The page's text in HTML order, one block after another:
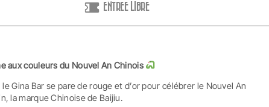
ENTREE LIBRE
aux couleurs du Nouvel An Chinois
Gina Bar se pare de rouge et d’or pour célébrer le Nouvel An
la marque Chinoise de Baijiu.